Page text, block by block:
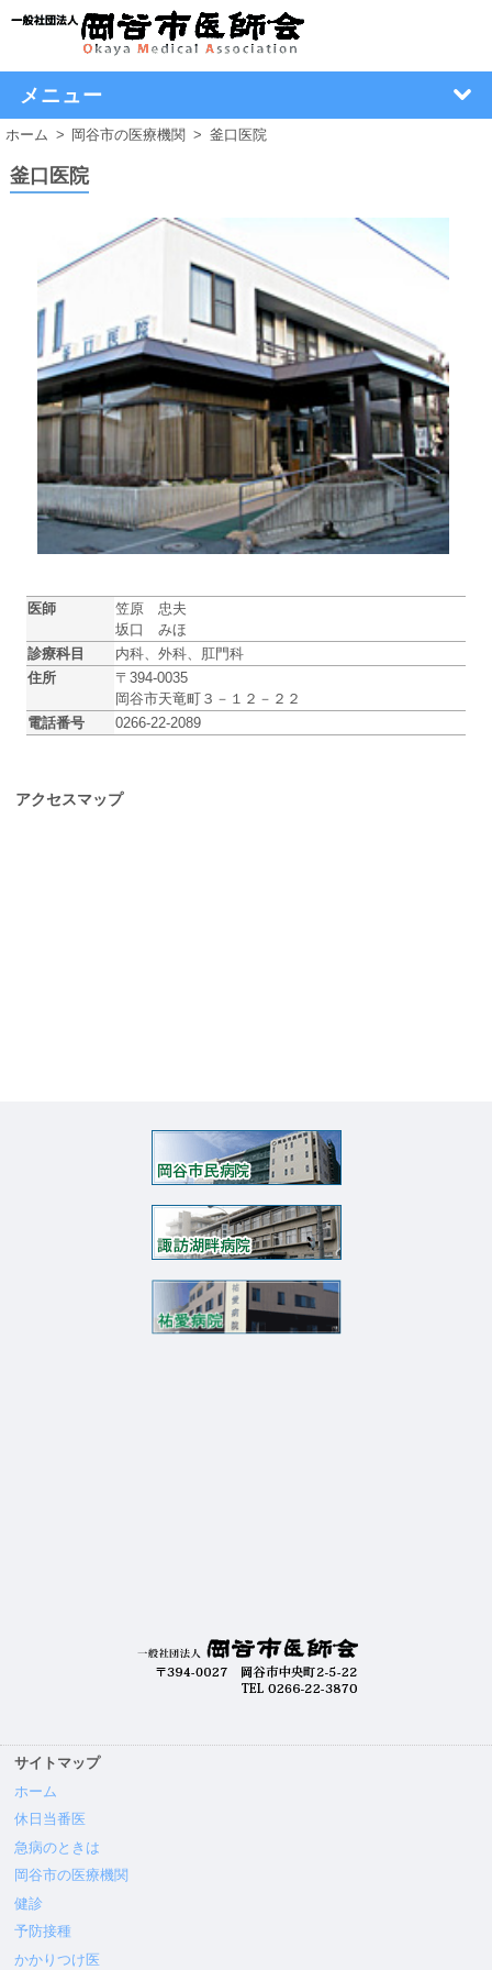
メニュー
ホーム 岡谷市の医療機関 釜口医院
釜口医院
医師
笠原 忠夫
坂口 みほ
診療科目
内科、外科、肛門科
住所
〒394-0035
岡谷市天竜町３－１２－２２
電話番号
0266-22-2089
アクセスマップ
サイトマップ
ホーム
休日当番医
急病のときは
岡谷市の医療機関
健診
予防接種
かかりつけ医